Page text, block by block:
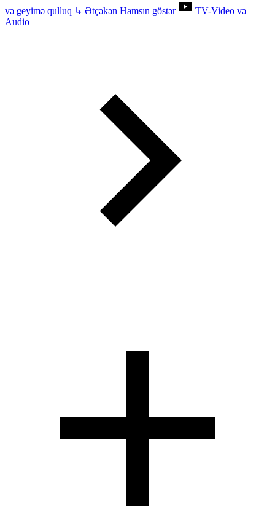
və geyimə qulluq ↳ Ətçəkən Hamsın göstər
TV-Video və
Audio